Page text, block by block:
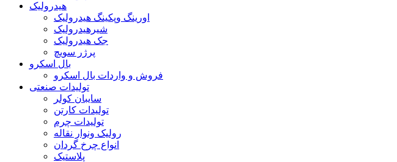
هیدرولیک
اورینگ وپکینگ هیدرولیک
شیرهیدرولیک
جک هیدرولیک
پرژر سویچ
بال اسکرو
فروش و واردات بال اسکرو
تولیدات صنعتی
سایبان کولر
تولیدات کارتن
تولیدات چرم
رولیک ونوار نقاله
انواع چرخ گردان
پلاستیک